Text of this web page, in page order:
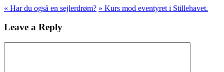
« Har du også en sejlerdrøm? » Kurs mod eventyret i Stillehavet.
Leave a Reply